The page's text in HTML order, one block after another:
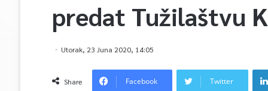
predat Tužilaštvu
Utorak, 23 Juna 2020, 14:05
Share Facebook Twitter